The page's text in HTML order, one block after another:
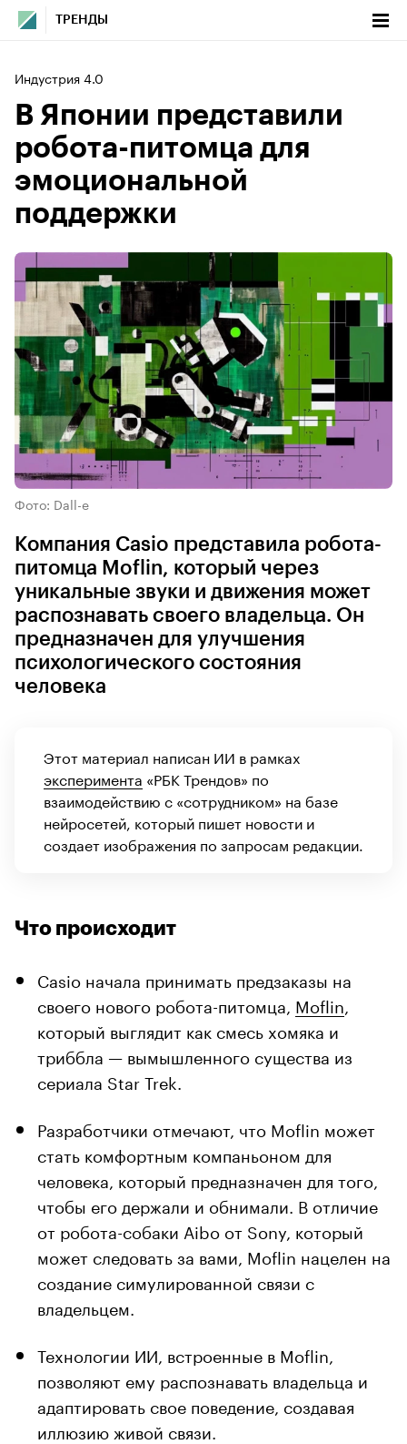
ТРЕНДЫ
Индустрия 4.0
В Японии представили
робота-питомца для
эмоциональной
поддержки
Фото: Dall-e
Компания Casio представила робота-
питомца Moflin, который через
уникальные звуки и движения может
распознавать своего владельца. Он
предназначен для улучшения
психологического состояния
человека
Этот материал написан ИИ в рамках
эксперимента «РБК Трендов» по
взаимодействию с «сотрудником» на базе
нейросетей, который пишет новости и
создает изображения по запросам редакции.
Что происходит
Casio начала принимать предзаказы на
своего нового робота-питомца, Moflin
который выглядит как смесь хомяка и
триббла — вымышленного существа из
сериала Star Trek.
Разработчики отмечают, что Moflin может
стать комфортным компаньоном для
человека, который предназначен для того,
чтобы его держали и обнимали. В отличие
от робота-собаки Aibo от Sony, который
может следовать за вами, Moflin нацелен на
создание симулированной связи с
владельцем.
Технологии ИИ, встроенные в Moflin,
позволяют ему распознавать владельца и
адаптировать свое поведение, создавая
иллюзию живой связи.